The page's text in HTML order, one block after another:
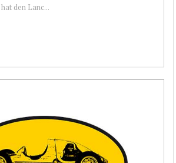
den Lanc...